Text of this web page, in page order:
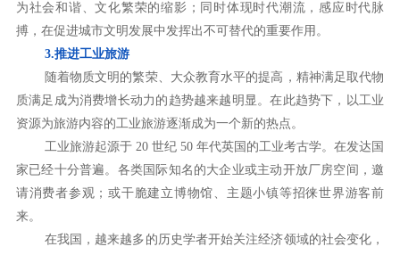
为社会和谐、文化繁荣的缩影；同时体现时代潮流，感应时代脉
搏，在促进城市文明发展中发挥出不可替代的重要作用。
3.推进工业旅游
随着物质文明的繁荣、大众教育水平的提高，精神满足取代物
质满足成为消费增长动力的趋势越来越明显。在此趋势下，以工业
资源为旅游内容的工业旅游逐渐成为一个新的热点。
工业旅游起源于 20 世纪 50 年代英国的工业考古学。在发达国
家已经十分普遍。各类国际知名的大企业或主动开放厂房空间，邀
请消费者参观；或干脆建立博物馆、主题小镇等招徕世界游客前
来。
在我国，越来越多的历史学者开始关注经济领域的社会变化，